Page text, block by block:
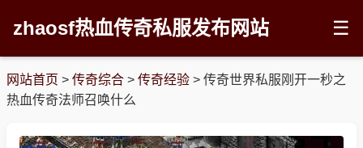
zhaosf热血传奇私服发布网站 ☰
网站首页 > 传奇综合 > 传奇经验 > 传奇世界私服刚开一秒之
热血传奇法师召唤什么